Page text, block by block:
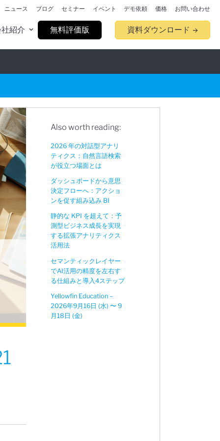
紹介 無料評価版 資料ダウンロード
ニュース ブログ セミナー イベント デモ依頼 価格 お問い合わせ
Also worth reading:
2026 年の対話型アナリ
ティクス：自然言語検索
が役立つ場面とは
ダッシュボードから意思
決定フローへ：アクショ
ンを促す組み込み BI
静的な KPI を超えて：予
測型ビジネス成長を実現
する拡張アナリティクス
活用法
セマンティックレイヤー
でAI活用の精度を左右す
る仕組みと導入4ステップ
Yellowfin Education –
2026年9月16日 (水) 〜 9
月18日 (金)